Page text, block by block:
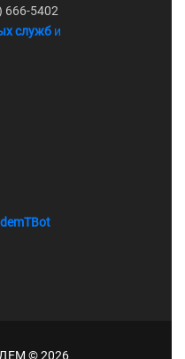
666-5402
служб и
©2026